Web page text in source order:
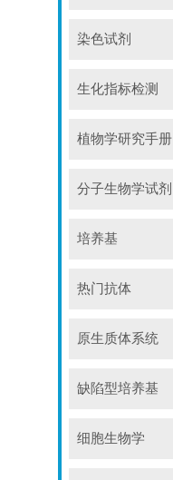
染色试剂
生化指标检测
植物学研究手册
分子生物学试剂
培养基
热门抗体
原生质体系统
缺陷型培养基
细胞生物学